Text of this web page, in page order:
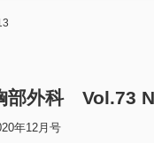
部外科 Vol.73
年12月号